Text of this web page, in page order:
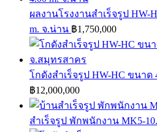
ผลงานโรงงานสำเร็จรูป HW-
m. จ.น่าน ฿1,750,000
โกดังสำเร็จรูป HW-HC ขนาด
฿12,000,000
สำเร็จรูป พักพนักงาน MK5-